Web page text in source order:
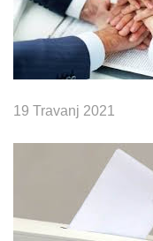
19 Travanj 2021